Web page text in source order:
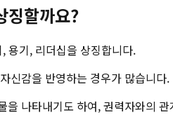
징할까요?
용기, 리더십을 상징합니다.
신감을 반영하는 경우가 많습니다.
을 나타내기도 하여, 권력자와의